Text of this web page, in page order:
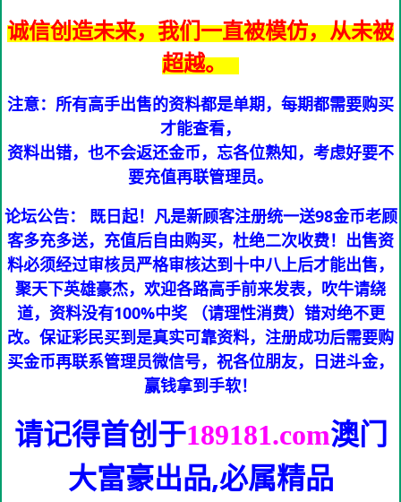
诚信创造未来，我们一直被模仿，从未被
超越。
注意：所有高手出售的资料都是单期，每期都需要购买
才能查看，
资料出错，也不会返还金币，忘各位熟知，考虑好要不
要充值再联管理员。
论坛公告： 既日起！凡是新顾客注册统一送98金币老顾
客多充多送，充值后自由购买，杜绝二次收费！出售资
料必须经过审核员严格审核达到十中八上后才能出售，
聚天下英雄豪杰，欢迎各路高手前来发表，吹牛请绕
道，资料没有100%中奖 （请理性消费）错对绝不更
改。保证彩民买到是真实可靠资料，注册成功后需要购
买金币再联系管理员微信号，祝各位朋友，日进斗金，
赢钱拿到手软！
请记得首创于189181.com澳门
大富豪出品,必属精品